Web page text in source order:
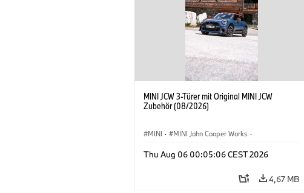
MINI JCW 3-Türer mit Original MINI JCW
Zubehör (08/2026)
MINI · MINI John Cooper Works ·
Sonderausstattungen, Zubehör
Thu Aug 06 00:05:06 CEST 2026
4,67 MB